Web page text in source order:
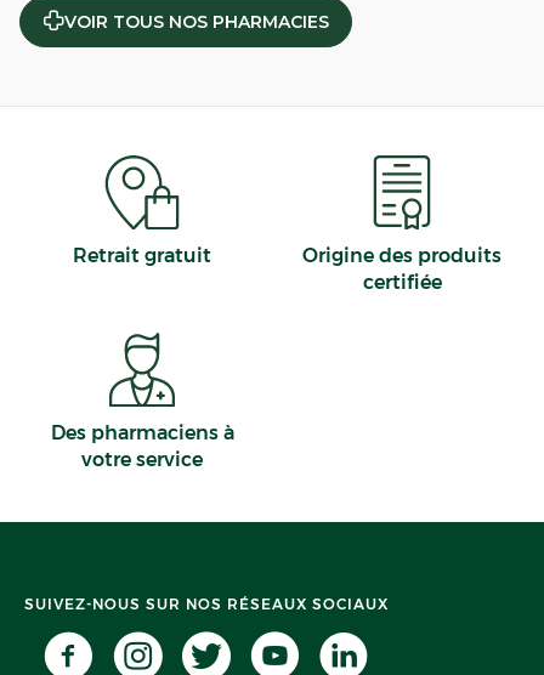
VOIR TOUS NOS PHARMACIES
Retrait gratuit
Origine des produits
certifiée
Des pharmaciens à
votre service
SUIVEZ-NOUS SUR NOS RÉSEAUX SOCIAUX